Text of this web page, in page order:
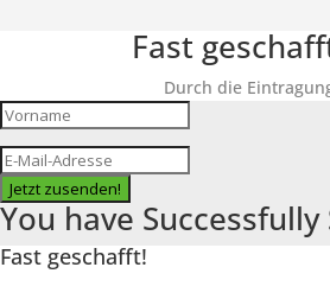
Fast
Durch die
Jetzt zusenden!
You have
Fast geschafft!